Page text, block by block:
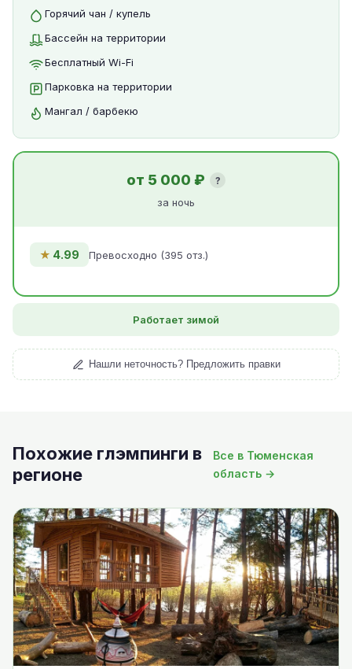
Горячий чан / купель
Бассейн на территории
Бесплатный Wi-Fi
Парковка на территории
Мангал / барбекю
от 5 000 ₽
?
за ночь
★ 4.99 Превосходно (395 отз.)
Работает зимой
Нашли неточность? Предложить правки
Похожие глэмпинги в
регионе
Все в Тюменская
область →